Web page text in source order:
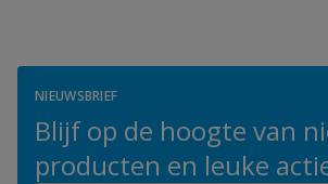
NIEUWSBRIEF
Blijf op de hoogte van
producten en leuke